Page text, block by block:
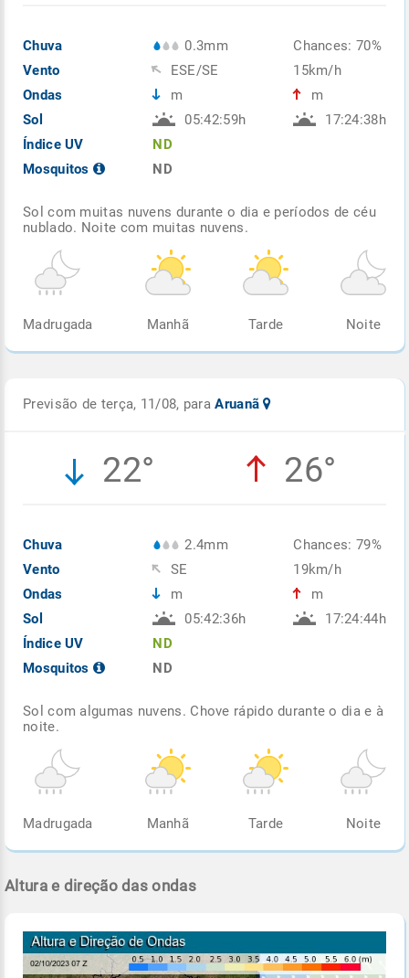
Chuva
Vento
Ondas
Sol
Índice UV
Mosquitos
0.3mm
ESE/SE
m
05:42:59h
ND
ND
Chances: 70%
15km/h
m
17:24:38h
Sol com muitas nuvens durante o dia e períodos de céu
nublado. Noite com muitas nuvens.
Madrugada Manhã Tarde Noite
Previsão de terça, 11/08, paraAruanã
22° 26°
Chuva
Vento
Ondas
Sol
Índice UV
Mosquitos
2.4mm
SE
m
05:42:36h
ND
ND
Chances: 79%
19km/h
m
17:24:44h
Sol com algumas nuvens. Chove rápido durante o dia e à
noite.
Madrugada Manhã Tarde Noite
Altura e direção das ondas